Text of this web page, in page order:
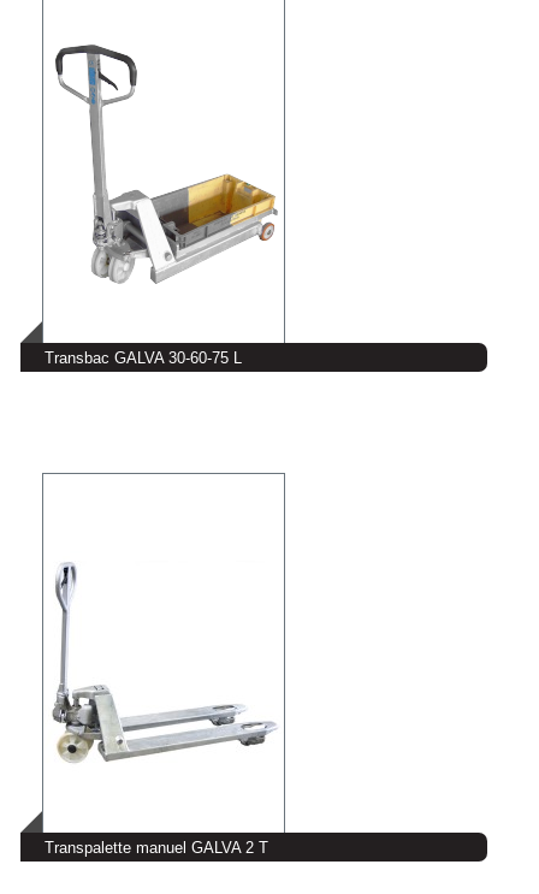
Transbac GALVA 30-60-75 L
Transpalette manuel GALVA 2 T